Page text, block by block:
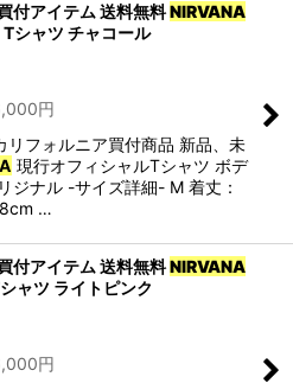
付アイテム 送料無料NIRVANA
シャツ チャコール
円
フォルニア買付商品 新品、未
現行オフィシャルTシャツ ボデ
ジナル -サイズ詳細- M 着丈：
…
付アイテム 送料無料NIRVANA
ャツ ライトピンク
円